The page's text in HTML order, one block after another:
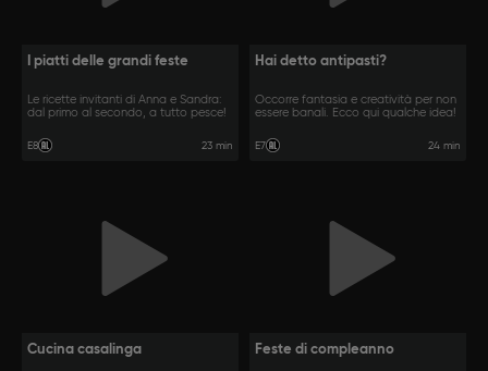
I piatti delle grandi feste
Le ricette invitanti di Anna e Sandra:
dal primo al secondo, a tutto pesce!
E8 23 min
Hai detto antipasti?
Occorre fantasia e creatività per non
essere banali. Ecco qui qualche idea!
E7 24 min
Cucina casalinga Feste di compleanno